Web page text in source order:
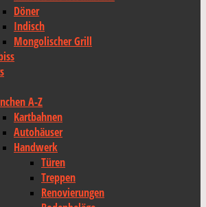
Döner
Indisch
Mongolischer Grill
A-Z
Kartbahnen
Autohäuser
Handwerk
Türen
Treppen
Renovierungen